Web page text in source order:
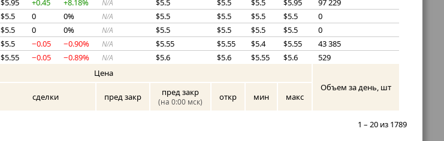
$5.95 +0.45 +8.18% N/A $5.5 $5.5 $5.5 $5.95
97 229
$5.5 0 0% N/A $5.5 $5.5 $5.5 $5.5
0
$5.5 0 0% N/A $5.5 $5.5 $5.5 $5.5
0
$5.5 −0.05 −0.90% N/A $5.55 $5.55 $5.4 $5.55
43 385
$5.55 −0.05 −0.89% N/A $5.6 $5.6 $5.55 $5.6 529
Цена
Объем за день, шт
сделки пред закр пред закр
(на 0:00 мск) откр мин макс
1 – 20 из 1789